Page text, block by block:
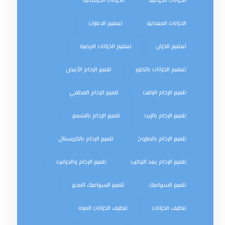
الخزانات المعدنية تعقيم الامارات
تعقيم الخزان تعقيم الخزانات الارضية
تعقيم الخزانات بالكلور تلميع الرخام الأبيض
تلميع الرخام الباهت تلميع الرخام المطفي
تلميع الرخام بالزيت تلميع الرخام بالشمع
تلميع الرخام بالصاروخ تلميع الرخام بالكريستال
تلميع الرخام بعد التركيب تلميع الرخام والجرانيت
تلميع السيراميك تلميع السيراميك المجير
تنظيف الخزانات تنظيف الخزانات المياه